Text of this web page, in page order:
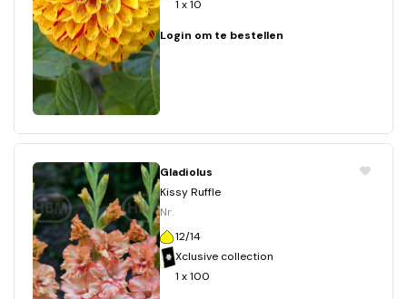
1 x 10
Login om te bestellen
Gladiolus
Kissy Ruffle
Nr.
12/14
Xclusive collection
1 x 100